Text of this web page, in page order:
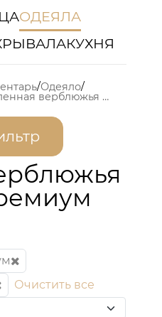
ОДЕЯЛА
КУХНЯ
Одеяло
Термоскрепленная верблюжья шерсть
Очистить все